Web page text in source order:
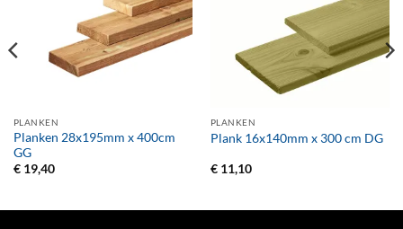
PLANKEN
Planken 28x195mm x 400cm
GG
€19,40
PLANKEN
Plank 16x140mm x 300 cm DG
€11,10